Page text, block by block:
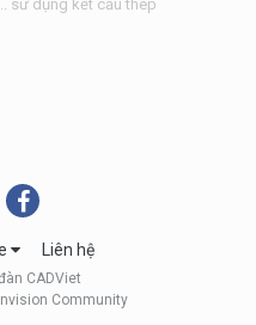
sử dụng kết cấu thép
Liên hệ
CADViet
Community